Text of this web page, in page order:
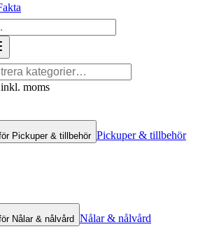
moms
Pickuper & tillbehör Pickuper & tillbehör
Nålar & nålvård Nålar & nålvård